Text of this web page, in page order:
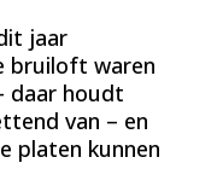
jaar
bruiloft waren
daar houdt
van – en
platen kunnen